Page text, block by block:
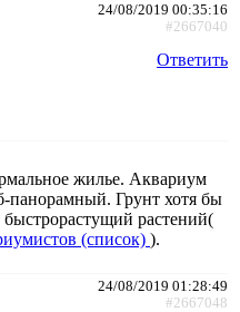
24/08/2019 00:35:16
#2667040
Ответить
жилье. Аквариум
панорамный. Грунт хотя бы
растений(
(список) ).
24/08/2019 01:28:49
#2667048